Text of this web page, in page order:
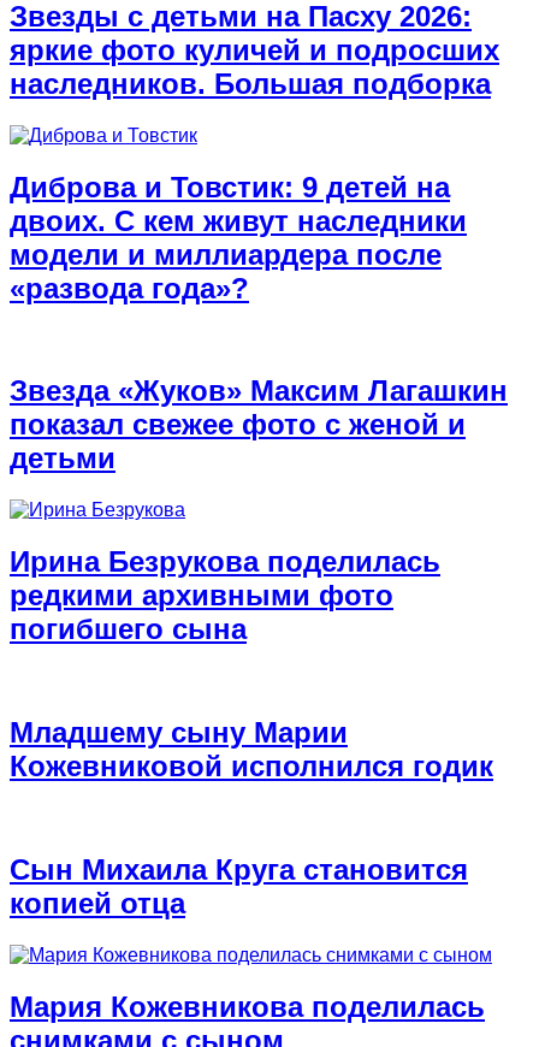
Звезды с детьми на Пасху 2026:
яркие фото куличей и подросших
наследников. Большая подборка
Диброва и Товстик: 9 детей на
двоих. С кем живут наследники
модели и миллиардера после
«развода года»?
Звезда «Жуков» Максим Лагашкин
показал свежее фото с женой и
детьми
Ирина Безрукова поделилась
редкими архивными фото
погибшего сына
Младшему сыну Марии
Кожевниковой исполнился годик
Сын Михаила Круга становится
копией отца
Мария Кожевникова поделилась
снимками с сыном